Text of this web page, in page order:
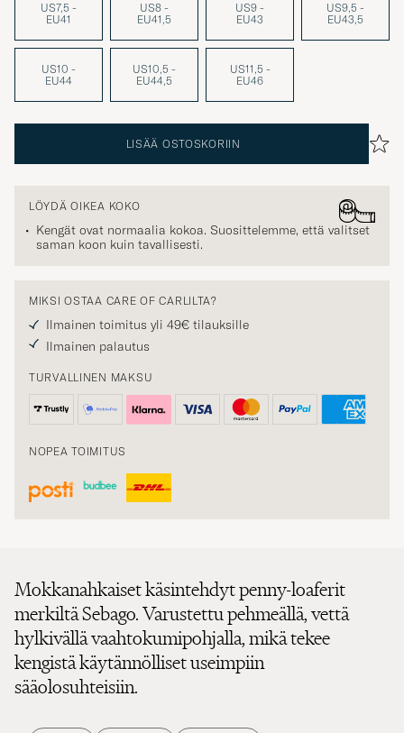
US7,5 -
EU41
US8 -
EU41,5
US9 -
EU43
US9,5 -
EU43,5
US10 -
EU44
US10,5 -
EU44,5
US11,5 -
EU46
LISÄÄ OSTOSKORIIN
LÖYDÄ OIKEA KOKO
Kengät ovat normaalia kokoa. Suosittelemme, että valitset
saman koon kuin tavallisesti.
MIKSI OSTAA CARE OF CARLILTA?
Ilmainen toimitus yli 49€ tilauksille
Ilmainen palautus
TURVALLINEN MAKSU
NOPEA TOIMITUS
Mokkanahkaiset käsintehdyt penny-loaferit
merkiltä Sebago. Varustettu pehmeällä, vettä
hylkivällä vaahtokumipohjalla, mikä tekee
kengistä käytännölliset useimpiin
sääolosuhteisiin.